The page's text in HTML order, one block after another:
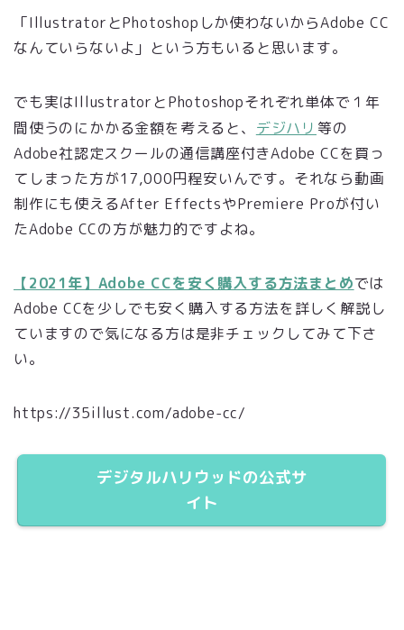
「IllustratorとPhotoshopしか使わないからAdobe CC
なんていらないよ」という方もいると思います。
でも実はIllustratorとPhotoshopそれぞれ単体で１年
間使うのにかかる金額を考えると、 デジハリ 等の
Adobe社認定スクールの通信講座付きAdobe CCを買っ
てしまった方が17,000円程安いんです。それなら動画
制作にも使えるAfter EffectsやPremiere Proが付い
たAdobe CCの方が魅力的ですよね。
【2021年】Adobe CCを安く購入する方法まとめでは
Adobe CCを少しでも安く購入する方法を詳しく解説し
ていますので気になる方は是非チェックしてみて下さ
い。
https://35illust.com/adobe-cc/
デジタルハリウッドの公式サ
イト